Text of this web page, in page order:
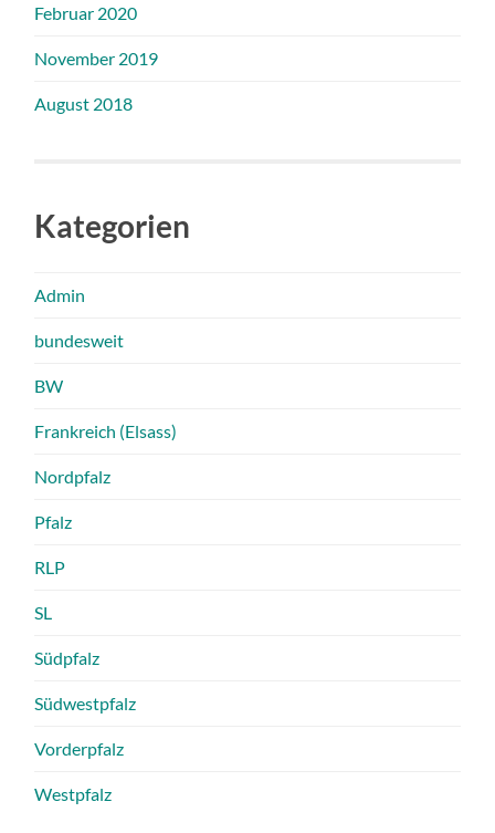
Februar 2020
November 2019
August 2018
Kategorien
Admin
bundesweit
BW
Frankreich (Elsass)
Nordpfalz
Pfalz
RLP
SL
Südpfalz
Südwestpfalz
Vorderpfalz
Westpfalz